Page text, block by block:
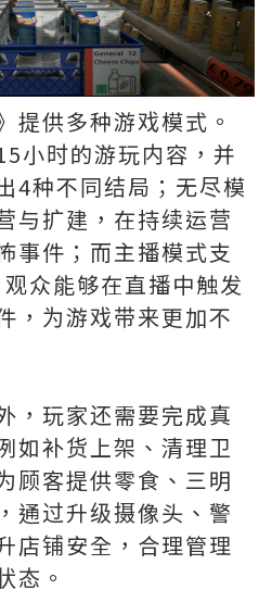
提供多种游戏模式。
小时的游玩内容，并
4种不同结局；无尽模
与扩建，在持续运营
事件；而主播模式支
众能够在直播中触发
，为游戏带来更加不
，玩家还需要完成真
如补货上架、清理卫
顾客提供零食、三明
通过升级摄像头、警
店铺安全，合理管理
态。